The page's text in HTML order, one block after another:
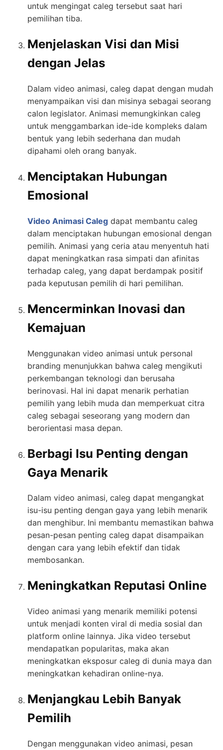
untuk mengingat caleg tersebut saat hari
pemilihan tiba.
Menjelaskan Visi dan Misi
dengan Jelas
Dalam video animasi, caleg dapat dengan mudah
menyampaikan visi dan misinya sebagai seorang
calon legislator. Animasi memungkinkan caleg
untuk menggambarkan ide-ide kompleks dalam
bentuk yang lebih sederhana dan mudah
dipahami oleh orang banyak.
Menciptakan Hubungan
Emosional
Video Animasi Caleg dapat membantu caleg
dalam menciptakan hubungan emosional dengan
pemilih. Animasi yang ceria atau menyentuh hati
dapat meningkatkan rasa simpati dan afinitas
terhadap caleg, yang dapat berdampak positif
pada keputusan pemilih di hari pemilihan.
Mencerminkan Inovasi dan
Kemajuan
Menggunakan video animasi untuk personal
branding menunjukkan bahwa caleg mengikuti
perkembangan teknologi dan berusaha
berinovasi. Hal ini dapat menarik perhatian
pemilih yang lebih muda dan memperkuat citra
caleg sebagai seseorang yang modern dan
berorientasi masa depan.
Berbagi Isu Penting dengan
Gaya Menarik
Dalam video animasi, caleg dapat mengangkat
isu-isu penting dengan gaya yang lebih menarik
dan menghibur. Ini membantu memastikan bahwa
pesan-pesan penting caleg dapat disampaikan
dengan cara yang lebih efektif dan tidak
membosankan.
Meningkatkan Reputasi Online
Video animasi yang menarik memiliki potensi
untuk menjadi konten viral di media sosial dan
platform online lainnya. Jika video tersebut
mendapatkan popularitas, maka akan
meningkatkan eksposur caleg di dunia maya dan
meningkatkan kehadiran online-nya.
Menjangkau Lebih Banyak
Pemilih
Dengan menggunakan video animasi, pesan